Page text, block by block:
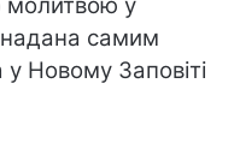
надана самим
Новому Заповіті